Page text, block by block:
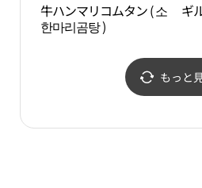
牛ハンマリコムタン ( 소
한마리곰탕 )
ギ
もっと